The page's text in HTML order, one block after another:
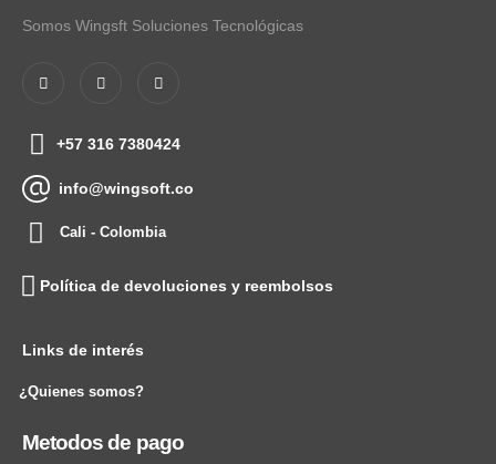
Somos Wingsft Soluciones Tecnológicas
+57 316 7380424
info@wingsoft.co
Cali - Colombia
Política de devoluciones y reembolsos
Links de interés
¿Quienes somos?
Metodos de pago